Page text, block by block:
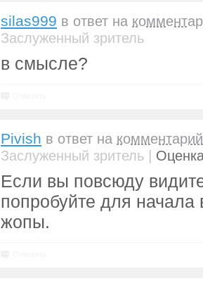
silas999 в ответ на
Заслуженный зритель
в смысле?
Pivish в ответ на комментарий
Заслуженный зритель |
Если вы повсюду
попробуйте для начала
жопы.